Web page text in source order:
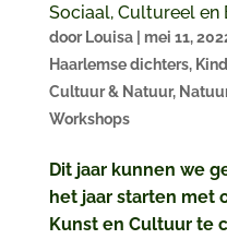
Sociaal, Cultureel en
door Louisa| mei 11,
Haarlemse dichters,
Cultuur & Natuur,
Workshops
Dit jaar kunnen we
het jaar starten met
Kunst en Cultuur te